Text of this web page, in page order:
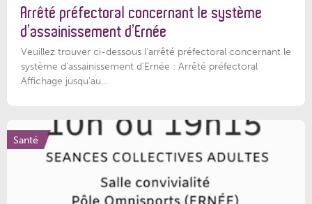
Arrêté préfectoral concernant le système
d’assainissement d’Ernée
Veuillez trouver ci-dessous l’arrêté préfectoral concernant le
système d'assainissement d'Ernée : Arrêté préfectoral
Affichage jusqu'au...
Santé